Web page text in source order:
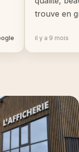
trouve en
il y a 9 mois